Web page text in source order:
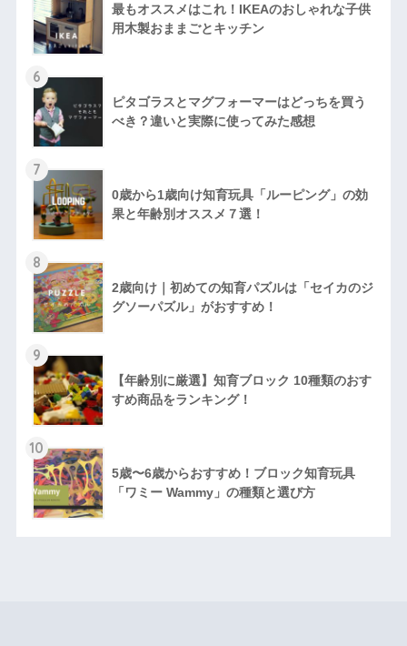
最もオススメはこれ！IKEAのおしゃれな子供
用木製おままごとキッチン
6
ピタゴラスとマグフォーマーはどっちを買う
べき？違いと実際に使ってみた感想
7
0歳から1歳向け知育玩具「ルーピング」の効
果と年齢別オススメ７選！
8
2歳向け｜初めての知育パズルは「セイカのジ
グソーパズル」がおすすめ！
9
【年齢別に厳選】知育ブロック 10種類のおす
すめ商品をランキング！
10
5歳〜6歳からおすすめ！ブロック知育玩具
「ワミー Wammy」の種類と選び方